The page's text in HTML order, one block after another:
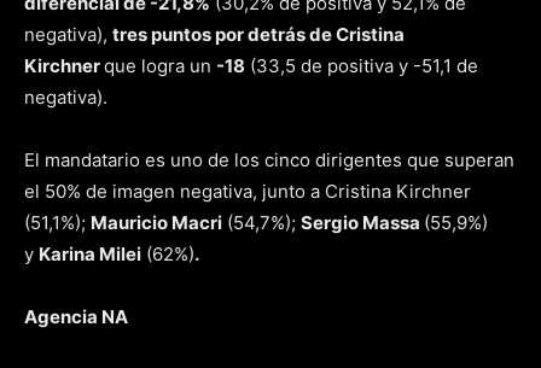
negativa), tres puntos por detrás de Cristina
Kirchnerque logra un -18 (33,5 de positiva y -51,1 de
negativa).
El mandatario es uno de los cinco dirigentes que superan
el 50% de imagen negativa, junto a Cristina Kirchner
(51,1%); Mauricio Macri (54,7%); Sergio Massa (55,9%)
y Karina Milei (62%).
Agencia NA